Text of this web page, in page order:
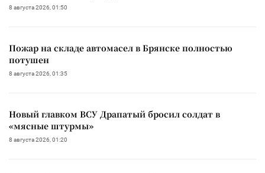
8 августа 2026, 01:50
Пожар на складе автомасел в Брянске полностью
потушен
8 августа 2026, 01:35
Новый главком ВСУ Драпатый бросил солдат в
«мясные штурмы»
8 августа 2026, 01:20